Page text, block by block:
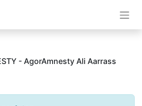
- AgorAmnesty Ali Aarrass